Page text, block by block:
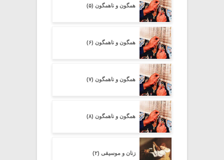
همگون و ناهمگون (۵)
همگون و ناهمگون (۶)
همگون و ناهمگون (۷)
همگون و ناهمگون (۸)
زنان و موسیقی (۲)